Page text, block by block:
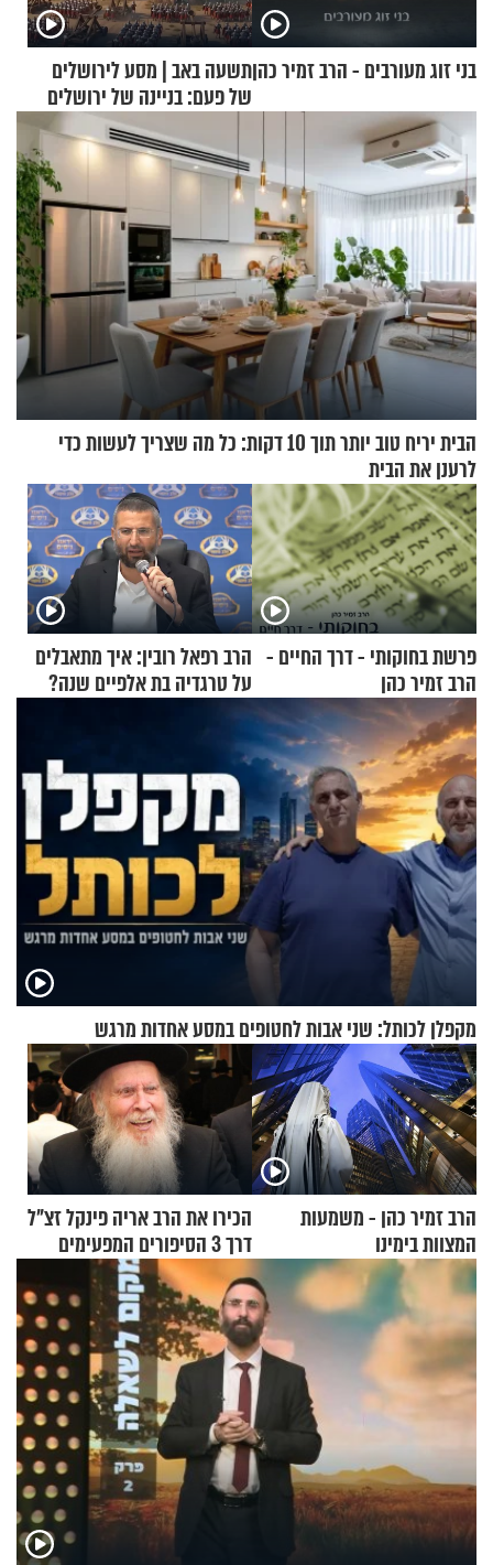
בני זוג מעורבים - הרב זמיר כהןתשעה באב | מסע לירושלים
של פעם: בניינה של ירושלים
הבית יריח טוב יותר תוך 10 דקות: כל מה שצריך לעשות כדי
לרענן את הבית
פרשת בחוקותי - דרך החיים -
הרב זמיר כהן
הרב רפאל רובין: איך מתאבלים
על טרגדיה בת אלפיים שנה?
מקפלן לכותל: שני אבות לחטופים במסע אחדות מרגש
הרב זמיר כהן - משמעות
המצוות בימינו
הכירו את הרב אריה פינקל זצ"ל
דרך 3 הסיפורים המפעימים
האלה